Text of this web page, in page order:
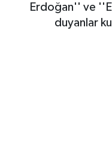
Erdoğan'' ve
duyanlar
EĞİTİM